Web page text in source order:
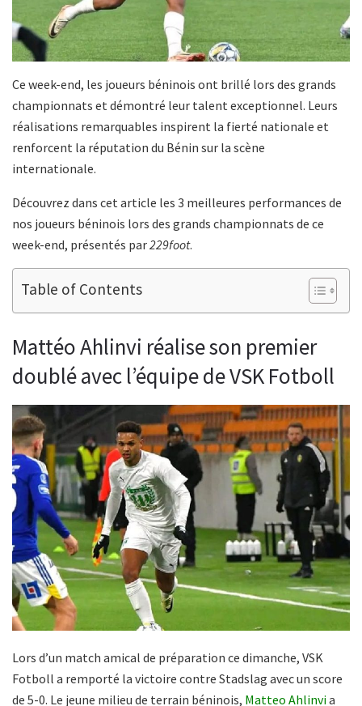
Ce week-end, les joueurs béninois ont brillé lors des grands
championnats et démontré leur talent exceptionnel. Leurs
réalisations remarquables inspirent la fierté nationale et
renforcent la réputation du Bénin sur la scène
internationale.
Découvrez dans cet article les 3 meilleures performances de
nos joueurs béninois lors des grands championnats de ce
week-end, présentés par229foot.
Table of Contents
Mattéo Ahlinvi réalise son premier
doublé avec l’équipe de VSK Fotboll
Lors d’un match amical de préparation ce dimanche, VSK
Fotboll a remporté la victoire contre Stadslag avec un score
de 5-0. Le jeune milieu de terrain béninois, Matteo Ahlinvia